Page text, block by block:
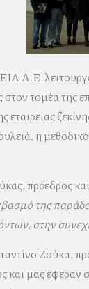
Α.Ε.
τομέα της
εταιρείας
η
πρόεδρος
της
στην
Ζούκα,
μας έφεραν